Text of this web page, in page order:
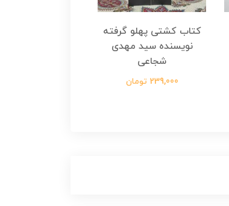
کتاب کشتی پهلو گرفته
نویسنده سید مهدی
شجاعی
239,000 تومان